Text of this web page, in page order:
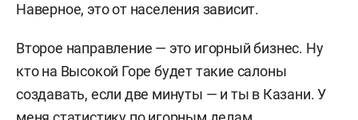
Наверное, это от населения зависит.
Второе направление — это игорный бизнес. Ну
кто на Высокой Горе будет такие салоны
создавать, если две минуты — и ты в Казани. У